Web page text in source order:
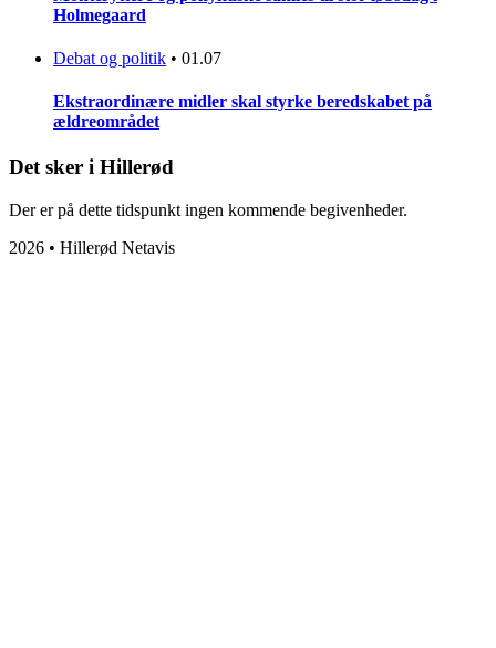
Holmegaard
Debat og politik • 01.07
Ekstraordinære midler skal styrke beredskabet på
ældreområdet
Det sker i Hillerød
Der er på dette tidspunkt ingen kommende begivenheder.
2026 • Hillerød Netavis